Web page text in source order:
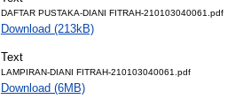
DAFTAR PUSTAKA-DIANI FITRAH-210103040061.pdf
Download (213kB)
Text
LAMPIRAN-DIANI FITRAH-210103040061.pdf
Download (6MB)